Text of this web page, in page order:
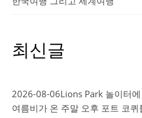
최신글
2026-08-06Lions Park 놀이터
여름비가 온 주말 오후 포트 코